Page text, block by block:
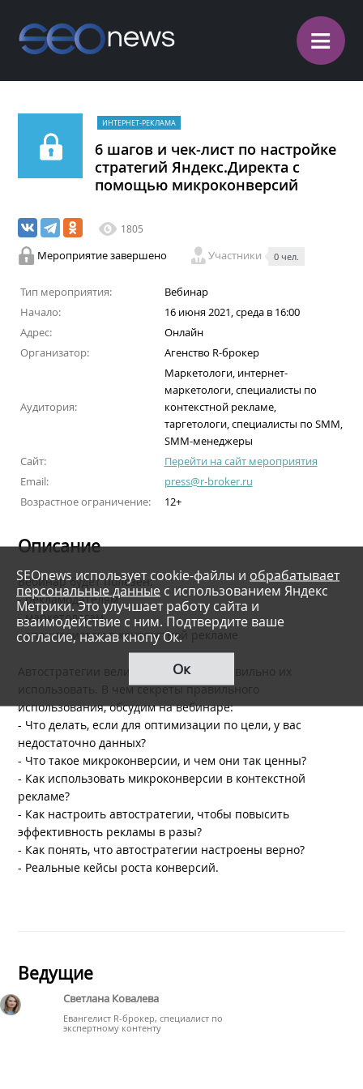
≡
ИНТЕРНЕТ-РЕКЛАМА
6 шагов и чек-лист по настройке
стратегий Яндекс.Директа с
помощью микроконверсий
1805
Мероприятие завершено Участники 0 чел.
Тип мероприятия:
Вебинар
Начало:
16 июня 2021, среда в 16:00
Адрес:
Онлайн
Организатор:
Агенство R-брокер
Аудитория:
Маркетологи, интернет-
маркетологи, специалисты по
контекстной рекламе,
таргетологи, специалисты по SMM,
SMM-менеджеры
Сайт:
Перейти на сайт мероприятия
Email:
press@r-broker.ru
Возрастное ограничение:
12+
Описание
Вебинар будет полезен:
- рекламодателям
- маркетологам
- специалистам в контекстной рекламе
Автостратегии великолепны, если правильно их
использовать. В чем секреты правильного
использования, обсудим на вебинаре:
- Что делать, если для оптимизации по цели, у вас
недостаточно данных?
- Что такое микроконверсии, и чем они так ценны?
- Как использовать микроконверсии в контекстной
рекламе?
- Как настроить автостратегии, чтобы повысить
эффективность рекламы в разы?
- Как понять, что автостратегии настроены верно?
- Реальные кейсы роста конверсий.
Ведущие
Светлана Ковалева
Евангелист R-брокер, специалист по
экспертному контенту
SEOnews использует cookie-файлы и обрабатывает
персональные данные с использованием Яндекс
Метрики. Это улучшает работу сайта и
взаимодействие с ним. Подтвердите ваше
согласие, нажав кнопу Ок.
Ок